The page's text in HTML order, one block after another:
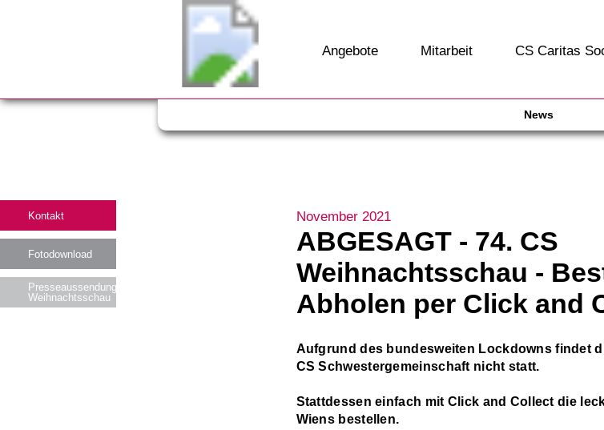
Angebote Mitarbeit CS Caritas
News
November 2021
ABGESAGT - 74. CS
Weihnachtsschau -
Abholen per Click and
Aufgrund des bundesweiten Lockdowns findet
CS Schwestergemeinschaft nicht statt.
Stattdessen einfach mit Click and Collect die
Wiens bestellen.
Kontakt
Fotodownload
Presseaussendung
Weihnachtsschau